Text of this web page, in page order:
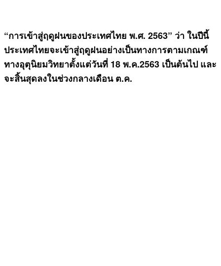
“การเข้าสู่ฤดูฝนของประเทศไทย พ.ศ. 2563” ว่า ในปีนี้
ประเทศไทยจะเข้าสู่ฤดูฝนอย่างเป็นทางการตามเกณฑ์
ทางอุตุนิยมวิทยาตั้งแต่วันที่ 18 พ.ค.2563 เป็นต้นไป และ
จะสิ้นสุดลงในช่วงกลางเดือน ต.ค.